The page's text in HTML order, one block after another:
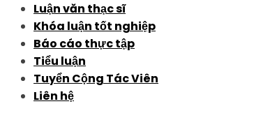
Luận văn thạc sĩ
Khóa luận tốt nghiệp
Báo cáo thực tập
Tiểu luận
Tuyển Cộng Tác Viên
Liên hệ